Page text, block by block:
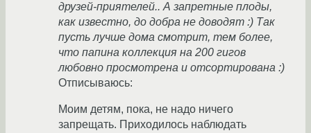
друзей-приятелей.. А запретные плоды,
как известно, до добра не доводят :) Так
пусть лучше дома смотрит, тем более,
что папина коллекция на 200 гигов
любовно просмотрена и отсортирована :)
Отписываюсь:
Моим детям, пока, не надо ничего
запрещать. Приходилось наблюдать